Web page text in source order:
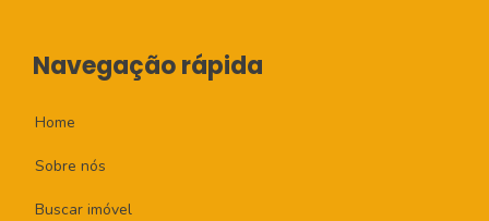
Navegação rápida
Home
Sobre nós
Buscar imóvel